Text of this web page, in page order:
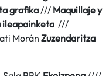
grafika /// Maquillaje y
ileapainketa ///
MoránZuzendaritza